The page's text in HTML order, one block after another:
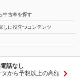
中古車を探す
しに役立つコンテンツ
話なし
タから予想以上の高額